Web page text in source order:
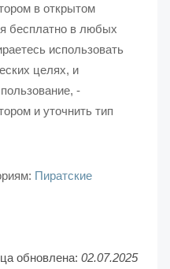
в открытом
бесплатно в любых
использовать
целях, и
-
и уточнить тип
Пиратские
обновлена: 02.07.2025